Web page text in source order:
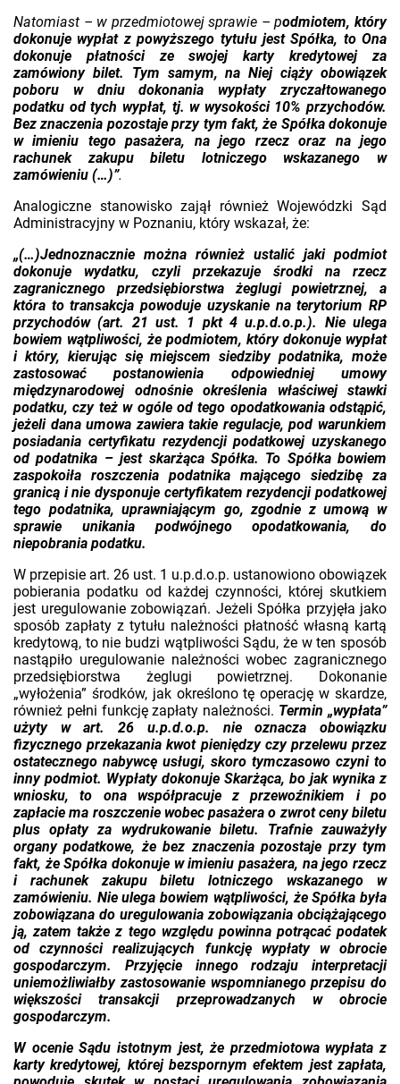
Natomiast – w przedmiotowej sprawie – podmiotem, który
dokonuje wypłat z powyższego tytułu jest Spółka, to Ona
dokonuje płatności ze swojej karty kredytowej za
zamówiony bilet. Tym samym, na Niej ciąży obowiązek
poboru w dniu dokonania wypłaty zryczałtowanego
podatku od tych wypłat, tj. w wysokości 10% przychodów.
Bez znaczenia pozostaje przy tym fakt, że Spółka dokonuje
w imieniu tego pasażera, na jego rzecz oraz na jego
rachunek zakupu biletu lotniczego wskazanego w
zamówieniu (…)”.
Analogiczne stanowisko zajął również Wojewódzki Sąd
Administracyjny w Poznaniu, który wskazał, że:
„(…)Jednoznacznie można również ustalić jaki podmiot
dokonuje wydatku, czyli przekazuje środki na rzecz
zagranicznego przedsiębiorstwa żeglugi powietrznej, a
która to transakcja powoduje uzyskanie na terytorium RP
przychodów (art. 21 ust. 1 pkt 4 u.p.d.o.p.). Nie ulega
bowiem wątpliwości, że podmiotem, który dokonuje wypłat
i który, kierując się miejscem siedziby podatnika, może
zastosować postanowienia odpowiedniej umowy
międzynarodowej odnośnie określenia właściwej stawki
podatku, czy też w ogóle od tego opodatkowania odstąpić,
jeżeli dana umowa zawiera takie regulacje, pod warunkiem
posiadania certyfikatu rezydencji podatkowej uzyskanego
od podatnika – jest skarżąca Spółka. To Spółka bowiem
zaspokoiła roszczenia podatnika mającego siedzibę za
granicą i nie dysponuje certyfikatem rezydencji podatkowej
tego podatnika, uprawniającym go, zgodnie z umową w
sprawie unikania podwójnego opodatkowania, do
niepobrania podatku.
W przepisie art. 26 ust. 1 u.p.d.o.p. ustanowiono obowiązek
pobierania podatku od każdej czynności, której skutkiem
jest uregulowanie zobowiązań. Jeżeli Spółka przyjęła jako
sposób zapłaty z tytułu należności płatność własną kartą
kredytową, to nie budzi wątpliwości Sądu, że w ten sposób
nastąpiło uregulowanie należności wobec zagranicznego
przedsiębiorstwa żeglugi powietrznej. Dokonanie
„wyłożenia” środków, jak określono tę operację w skardze,
również pełni funkcję zapłaty należności. Termin „wypłata”
użyty w art. 26 u.p.d.o.p. nie oznacza obowiązku
fizycznego przekazania kwot pieniędzy czy przelewu przez
ostatecznego nabywcę usługi, skoro tymczasowo czyni to
inny podmiot. Wypłaty dokonuje Skarżąca, bo jak wynika z
wniosku, to ona współpracuje z przewoźnikiem i po
zapłacie ma roszczenie wobec pasażera o zwrot ceny biletu
plus opłaty za wydrukowanie biletu. Trafnie zauważyły
organy podatkowe, że bez znaczenia pozostaje przy tym
fakt, że Spółka dokonuje w imieniu pasażera, na jego rzecz
i rachunek zakupu biletu lotniczego wskazanego w
zamówieniu. Nie ulega bowiem wątpliwości, że Spółka była
zobowiązana do uregulowania zobowiązania obciążającego
ją, zatem także z tego względu powinna potrącać podatek
od czynności realizujących funkcję wypłaty w obrocie
gospodarczym. Przyjęcie innego rodzaju interpretacji
uniemożliwiałby zastosowanie wspomnianego przepisu do
większości transakcji przeprowadzanych w obrocie
gospodarczym.
W ocenie Sądu istotnym jest, że przedmiotowa wypłata z
karty kredytowej, której bezspornym efektem jest zapłata,